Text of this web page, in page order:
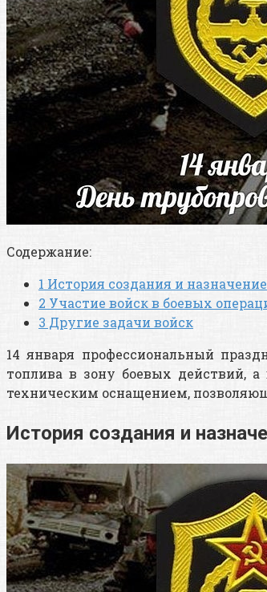
Содержание:
1 История создания и назначение
2 Участие войск в боевых
3 Другие задачи войск
14 января профессиональный
топлива в зону боевых действий,
техническим оснащением,
История создания и